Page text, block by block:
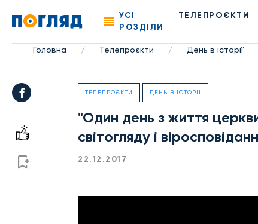
УСІ
РОЗДІЛИ
ТЕЛЕПРОЄКТИ
Головна / Телепроєкти / День в історії
ТЕЛЕПРОЄКТИ ДЕНЬ В ІСТОРІЇ
"Один день з життя
світогляду і
22.12.2017